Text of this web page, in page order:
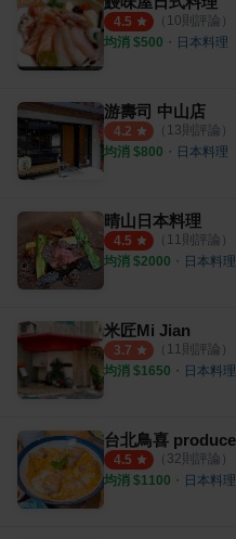
4.5 （ 10則評論）
均消 $500 ・ 日本料理
游壽司 中山店
4.2 （ 13則評論）
均消 $800 ・ 日本料理
晴山日本料理
4.5 （ 11則評論）
均消 $2000 ・ 日本料理
米匠Mi Jian
3.7 （ 11則評論）
均消 $1650 ・ 日本料理
4.5 （ 32則評論）
均消 $1100 ・ 日本料理